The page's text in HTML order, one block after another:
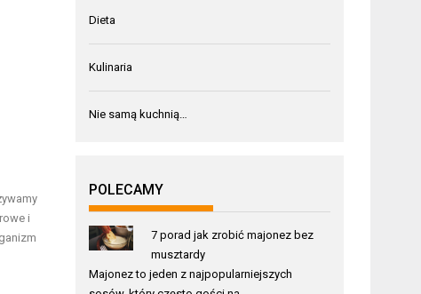
i
Dieta
Kulinaria
Nie samą kuchnią…
POLECAMY
7 porad jak zrobić majonez bez
musztardy
Majonez to jeden z najpopularniejszych